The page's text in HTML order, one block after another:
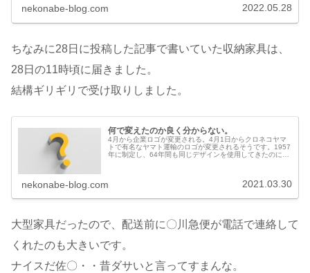
nekonabe-blog.com 2022.05.28
ちなみに28日に投稿した記事で書いていた収納家具は、
28日の11時頃に届きました。
結構ギリギリで受け取りしました。
何で変えたのか良く分からない。
4月から企業ロゴが変更される。4月1日からクロネコヤマ
トで有名なヤマト運輸のロゴが変更されるそうです。1957
年に制定し、64年間も同じデザインを使用してきたのに何
nekonabe-blog.com 2021.03.30
大型家具だったので、配送前に〇川急便が電話で連絡して
くれたのも大きいです。
ナイスだ佐〇・・昔ダサいと言ってすまんな。